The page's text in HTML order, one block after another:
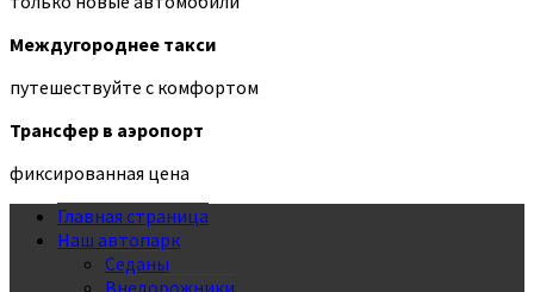
Междугороднее такси
путешествуйте с комфортом
Трансфер в аэропорт
фиксированная цена
Главная страница
Наш автопарк
Седаны
Внедорожники